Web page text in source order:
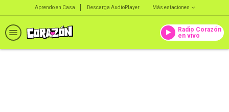
Aprendo en Casa Descarga AudioPlayer Más estaciones
Radio Corazón
en vivo